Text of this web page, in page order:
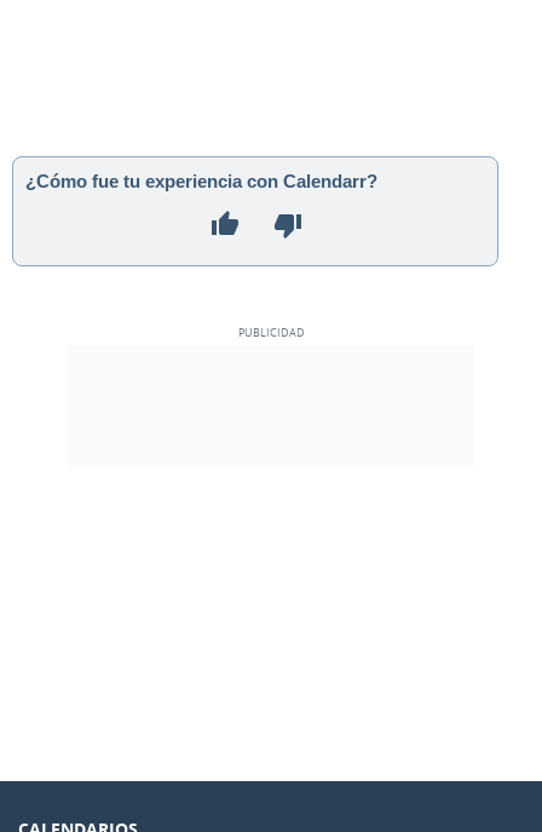
¿Cómo fue tu experiencia con Calendarr?